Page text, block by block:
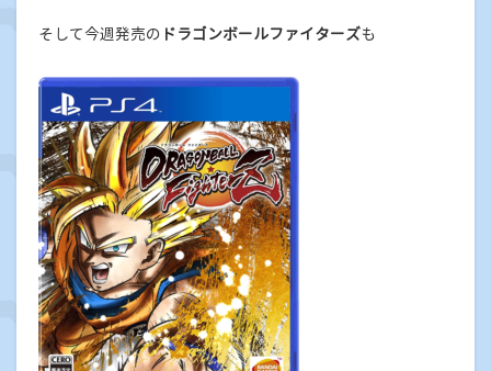
そして今週発売の ドラゴンボールファイターズも